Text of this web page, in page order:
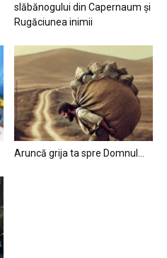
slăbănogului din Capernaum și
Rugăciunea inimii
Aruncă grija ta spre Domnul…